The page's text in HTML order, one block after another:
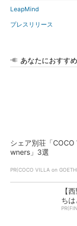
LeapMind
プレスリリース
あなたにおすすめ
シェア別荘「COCO
wners」3選
PR(COCO VILLA on
【
ちは